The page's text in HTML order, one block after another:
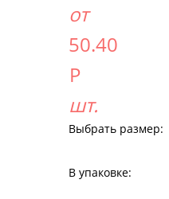
от
50.40
Р
шт.
Выбрать размер:
В упаковке: